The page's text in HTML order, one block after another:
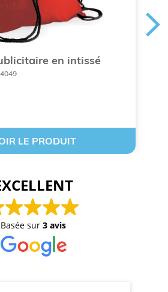
en intissé
LE PRODUIT
Basée sur3 avis